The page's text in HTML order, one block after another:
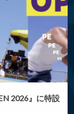
2026』に特設